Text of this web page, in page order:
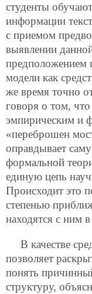
студенты
информации
с приемом
выявлении
предположением
модели как
же время точно
говоря о том,
эмпирическим и
«переброшен
оправдывает
формальной
единую цепь
Происходит это
степенью
находятся с ним
В качестве
позволяет
понять
структуру,